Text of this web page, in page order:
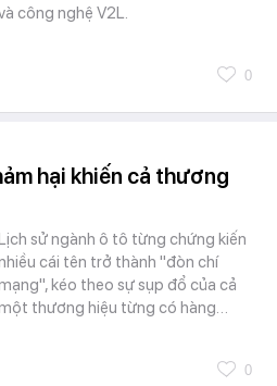
công nghệ V2L.
0
hại khiến cả thương
sử ngành ô tô từng chứng kiến
cái tên trở thành "đòn chí
kéo theo sự sụp đổ của cả
thương hiệu từng có hàng…
0